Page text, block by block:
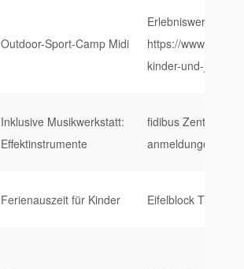
Outdoor-Sport-Camp Midi
Erlebniswerkstatt
https://
kinder-und-
Inklusive Musikwerkstatt:
Effektinstrumente
fidibus Zentrum
Ferienauszeit für Kinder Eifelblock Trier,